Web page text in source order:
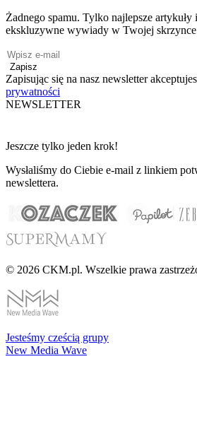
Żadnego spamu. Tylko najlepsze
ekskluzywne wywiady w Twojej
Zapisz
Zapisując się na nasz newsletter
prywatności
NEWSLETTER
Jeszcze tylko jeden krok!
Wysłaliśmy do Ciebie e-mail z linkiem
newslettera.
© 2026 CKM.pl. Wszelkie prawa
Jesteśmy cześcią grupy
New Media Wave